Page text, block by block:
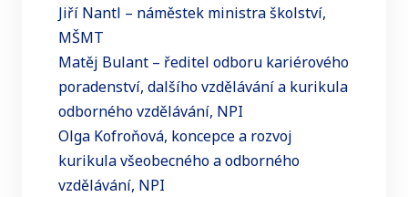
Jiří Nantl – náměstek ministra školství,
MŠMT
Matěj Bulant – ředitel odboru kariérového
poradenství, dalšího vzdělávání a kurikula
odborného vzdělávání, NPI
Olga Kofroňová, koncepce a rozvoj
kurikula všeobecného a odborného
vzdělávání, NPI